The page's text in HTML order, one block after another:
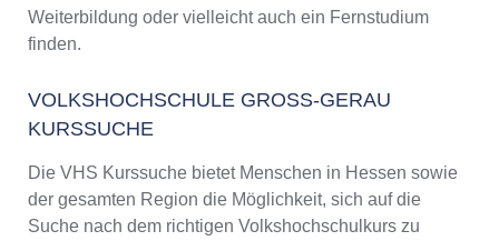
Weiterbildung oder vielleicht auch ein Fernstudium
finden.
VOLKSHOCHSCHULE GROSS-GERAU K
URSSUCHE
Die VHS Kurssuche bietet Menschen in Hessen sowie
der gesamten Region die Möglichkeit, sich auf die
Suche nach dem richtigen Volkshochschulkurs zu